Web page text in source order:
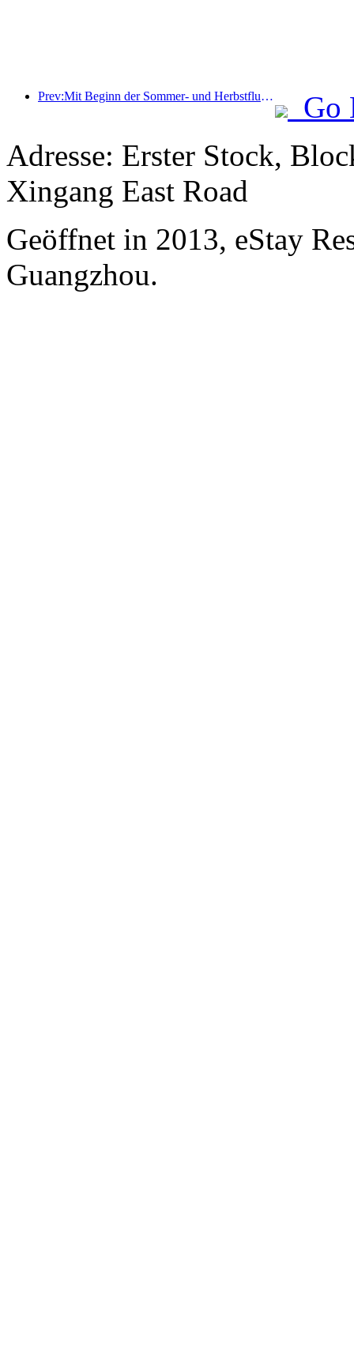
Prev:Mit Beginn der Sommer- und Herbstflugsaison wurden 41 neue Ziele zu den drei Flughäfen auf der Insel Hainan hinzugefügt.
Go
Adresse: Erster Stock,
Xingang East Road
Geöffnet in 2013, eStay
Guangzhou.